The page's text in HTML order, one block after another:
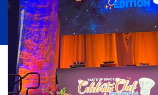
d
e
i
n
i
o